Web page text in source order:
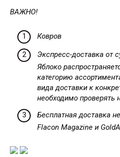
ВАЖНО!
Ковров
Экспресс-доставка от
Яблоко
категорию
вида доставки к
необходимо проверять
Бесплатная доставка
Flacon Magazine и